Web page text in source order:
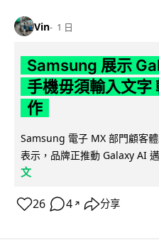
Vin 1 日
Samsung 展示
手機毋須輸入文字
作
Samsung 電子 MX 部門顧客
表示，品牌正推動 Galaxy AI
文
26 4 ↗ 分享